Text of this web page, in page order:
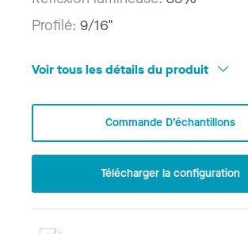
Profilé: 9/16"
Voir tous les détails du produit
Commande D’échantillons
Télécharger la configuration